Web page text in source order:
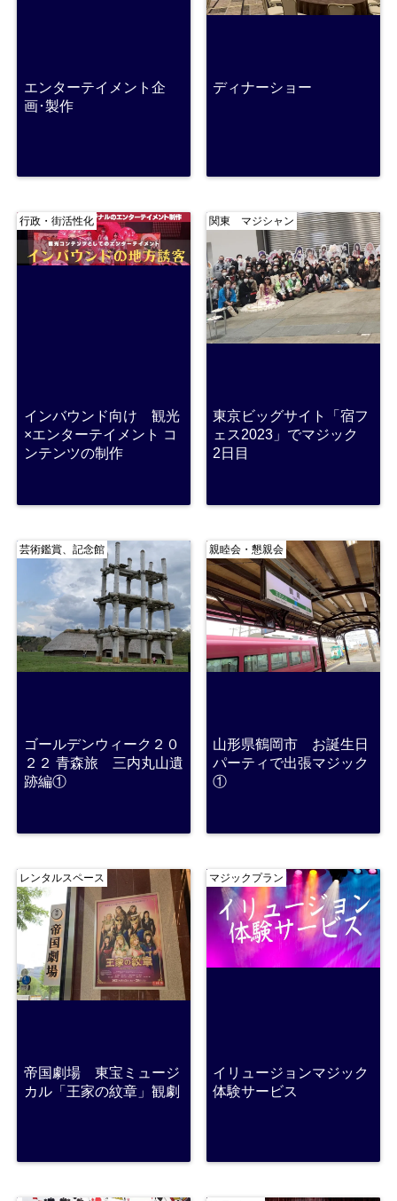
エンターテイメント企
画･製作
ディナーショー
行政・街活性化
インバウンド向け 観光
×エンターテイメント コ
ンテンツの制作
関東 マジシャン
東京ビッグサイト「宿フ
ェス2023」でマジック
2日目
芸術鑑賞、記念館
ゴールデンウィーク２０
２２ 青森旅 三内丸山遺
跡編①
親睦会・懇親会
山形県鶴岡市 お誕生日
パーティで出張マジック
①
レンタルスペース
帝国劇場 東宝ミュージ
カル「王家の紋章」観劇
マジックプラン
イリュージョンマジック
体験サービス